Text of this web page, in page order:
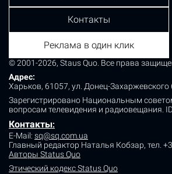
© 2001-2026, Staus Quo. Все права
Адрес:
Харьков, 61057, ул. Донец-Захаржевского
Зарегистрировано Национальным
вопросам телевидения и радиовещания.
Контакты:
E-Mail: sq@sq.com.ua
Главный редактор Наталья Кобзар, тел.
Авторы Status Quo
Этический кодекс Status Quo
Контакты
Реклама в один клик